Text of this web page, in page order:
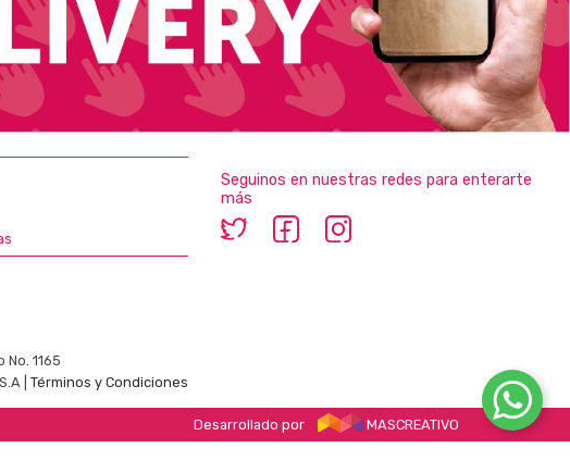
Seguinos en nuestras redes para enterarte
más
1165
| Términos y Condiciones
Desarrollado por MASCREATIVO